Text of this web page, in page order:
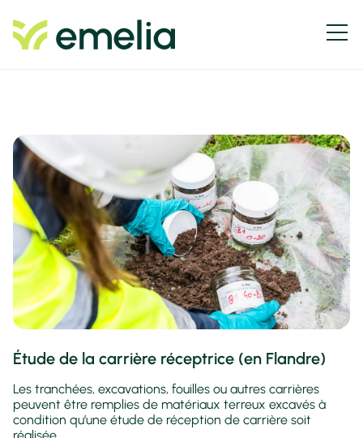
Étude de la carrière réceptrice (en Flandre)
Les tranchées, excavations, fouilles ou autres carrières
peuvent être remplies de matériaux terreux excavés à
condition qu’une étude de réception de carrière soit